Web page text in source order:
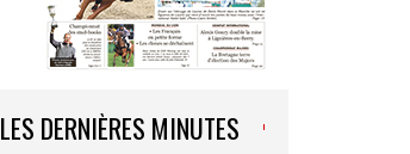
LES DERNIÈRES MINUTES